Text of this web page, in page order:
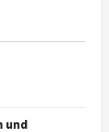
und